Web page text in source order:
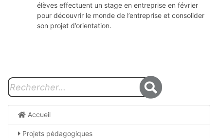
élèves effectuent un stage en entreprise en février
pour découvrir le monde de l’entreprise et consolider
son projet d’orientation.
Accueil
Projets pédagogiques